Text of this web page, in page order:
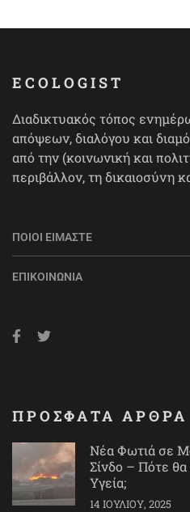
ECOLOGIST
Διαδικτυακός τόπος
απόψεων, διαλόγου και
από την (κοινωνική και
περιβάλλον, τη δικαιοσύνη
ΠΟΙΟΙ ΕΊΜΑΣΤΕ
ΕΠΙΚΟΙΝΩΝΊΑ
ΠΡΟΣΦΑΤΑ ΑΡΘΡΑ
Νέα Φωτιά σε
Σίνδο – Πότε
Υγεία;
14 ΙΟΥΛΊΟΥ, 2025